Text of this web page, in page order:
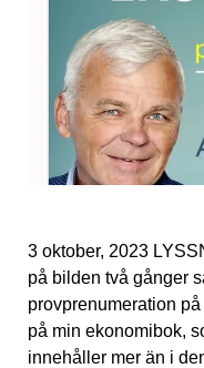
3 oktober, 2023
på bilden två gånger
provprenumeration
på min ekonomibok,
innehåller mer än i